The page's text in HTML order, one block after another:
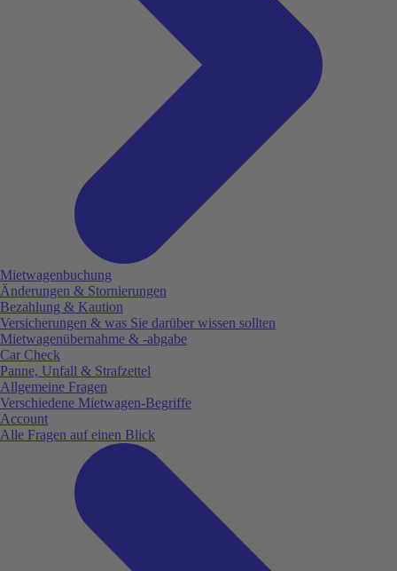
Mietwagenbuchung
Änderungen & Stornierungen
Bezahlung & Kaution
Versicherungen & was Sie darüber wissen sollten
Mietwagenübernahme & -abgabe
Car Check
Panne, Unfall & Strafzettel
Allgemeine Fragen
Verschiedene Mietwagen-Begriffe
Account
Alle Fragen auf einen Blick